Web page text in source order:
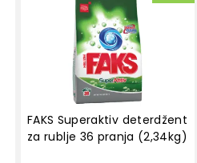
FAKS Superaktiv deterdžent
za rublje 36 pranja (2,34kg)